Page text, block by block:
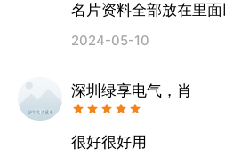
名片资料全部放在里
费，如果你不交费，
料！ 大家切记小心
2024-05-10
深圳绿享电气，肖
很好很好用